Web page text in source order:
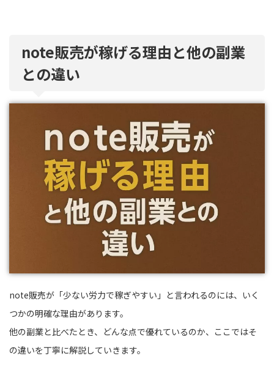
note販売が稼げる理由と他の副業
との違い
note販売が「少ない労力で稼ぎやすい」と言われるのには、いく
つかの明確な理由があります。
他の副業と比べたとき、どんな点で優れているのか、ここではそ
の違いを丁寧に解説していきます。